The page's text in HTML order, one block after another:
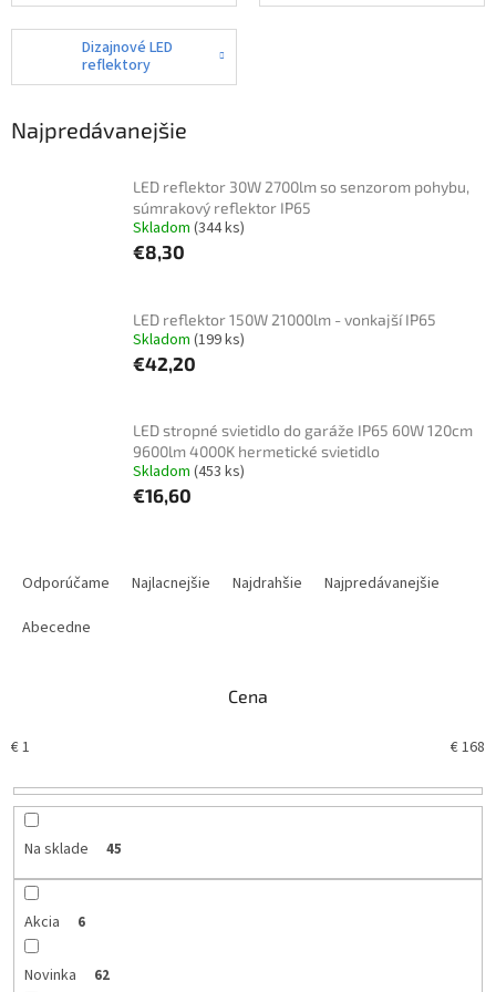
Dizajnové LED
reflektory
Najpredávanejšie
LED reflektor 30W 2700lm so senzorom pohybu,
súmrakový reflektor IP65
Skladom (344 ks)
€8,30
LED reflektor 150W 21000lm - vonkajší IP65
Skladom (199 ks)
€42,20
LED stropné svietidlo do garáže IP65 60W 120cm
9600lm 4000K hermetické svietidlo
Skladom (453 ks)
€16,60
r
d
t
Odporúčame Najlacnejšie Najdrahšie
Najpredávanejšie
Abecedne
Cena
€1 €168
Na sklade 45
Akcia 6
Novinka 62